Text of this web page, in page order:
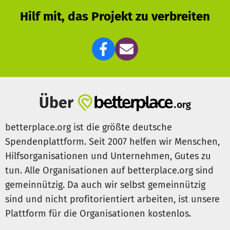
Herzlichen Dank, dass du unsere Hilfe für die betroffenen
Die hier definierten Bedarfe sind Beispielbedarfe, die
Dir, dass deine Spende den Hilfsprojekten in den
betroffenen Regionen Deutschlands zugute kommt und
Hilf mit, das Projekt zu verbreiten
Über
betterplace.org ist die größte deutsche
Spendenplattform. Seit 2007 helfen wir Menschen,
Hilfsorganisationen und Unternehmen, Gutes zu
tun. Alle Organisationen auf betterplace.org sind
gemeinnützig. Da auch wir selbst gemeinnützig
sind und nicht profitorientiert arbeiten, ist unsere
Plattform für die Organisationen kostenlos.